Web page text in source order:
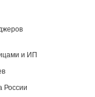
и ИП
России